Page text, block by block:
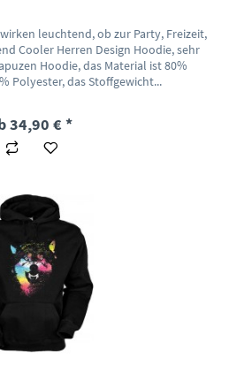
leuchtend, ob zur Party, Freizeit,
Cooler Herren Design Hoodie, sehr
Hoodie, das Material ist 80%
Polyester, das Stoffgewicht...
34,90 € *